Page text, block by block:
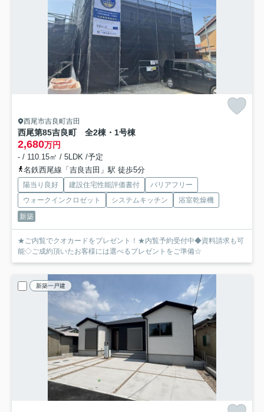
西尾市吉良町吉田
西尾第85吉良町 全2棟・1号棟
2,680万円
- / 110.15㎡ / 5LDK /予定
名鉄西尾線「吉良吉田」駅 徒歩5分
陽当り良好 建設住宅性能評価書付
バリアフリー
ウォークインクロゼット
システムキッチン
浴室乾燥機
新築
★ご内覧でクオカードをプレゼント！★内覧予約受付中◆資料請求も可
能◇ご成約頂いたお客様には選べるプレゼントをご準備☆
新築一戸建